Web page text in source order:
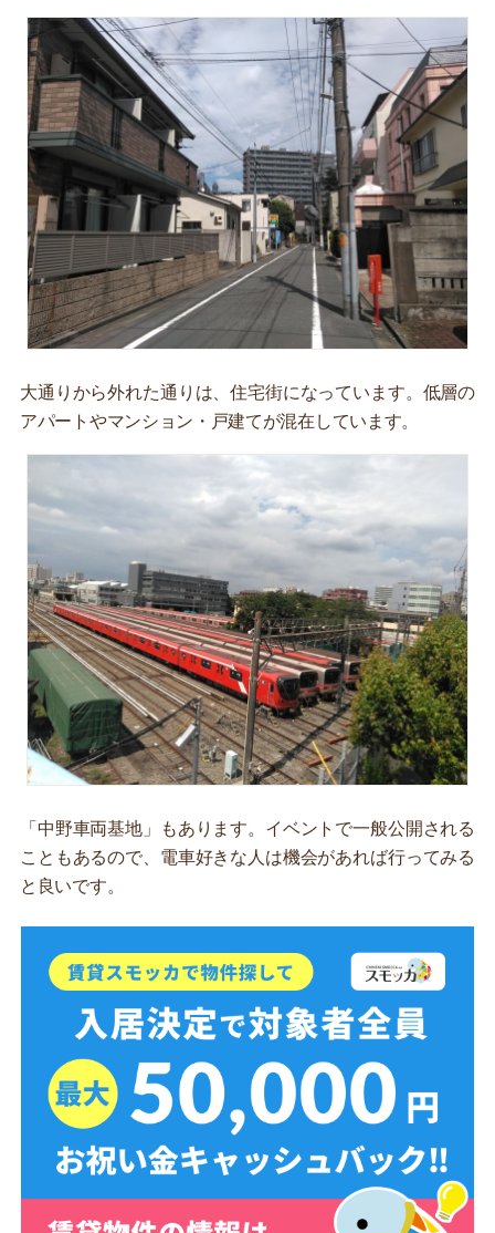
大通りから外れた通りは、住宅街になっています。低層の
アパートやマンション・戸建てが混在しています。
「中野車両基地」もあります。イベントで一般公開される
こともあるので、電車好きな人は機会があれば行ってみる
と良いです。